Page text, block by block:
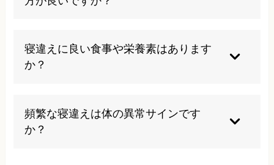
推奨します。
寝違えに良い食事や栄養素はあります
か？
やタンパク質、ビタミンが豊富な食品が良いとさ
れています。バランスの良い食事が基本です。
頻繁な寝違えは体の異常サインです
か？